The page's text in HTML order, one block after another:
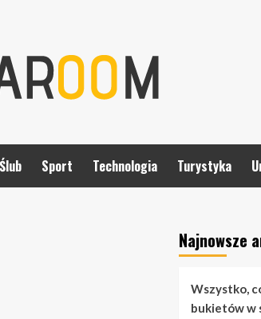
Ślub Sport Technologia Turystyka
Najnowsze
Wszystko,
bukietów w